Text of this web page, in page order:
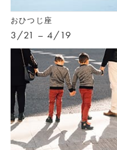
おひつじ座
3/21 – 4/19